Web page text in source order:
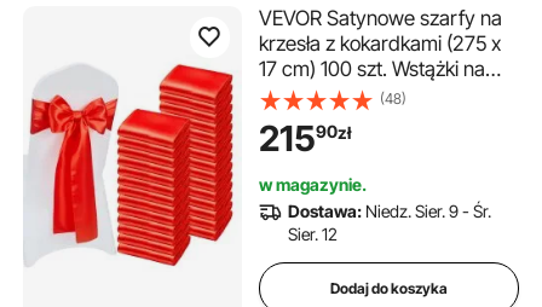
VEVOR Satynowe szarfy na
krzesła z kokardkami (275 x
17 cm) 100 szt. Wstążki na
krzesła do wiązania, wstążki
na krzesła na wesela,
imprezy, dekoracje
pokrowce na krzesła
bankietowe, kokardy na
krzesła, czerwone
(48)
21590zł
w magazynie.
Dostawa: Niedz. Sier. 9 - Śr.
Sier. 12
Dodaj do koszyka